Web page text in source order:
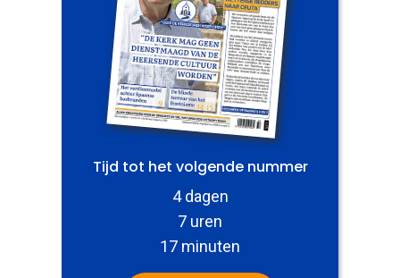
Tijd tot het volgende nummer
4 dagen
7 uren
17 minuten